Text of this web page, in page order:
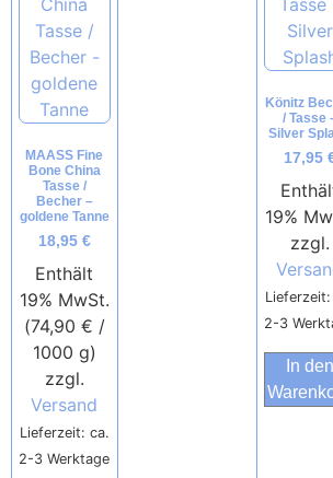
MAASS Fine
Bone China
Tasse /
Becher –
goldene Tanne
18,95 €
Enthält
19% MwSt.
(74,90 € /
1000 g)
zzgl.
Versand
Lieferzeit: ca.
2-3 Werktage
Könitz
/ Tasse
Silver
17,95
19%
zzgl.
Lieferzeit:
2-3
In den